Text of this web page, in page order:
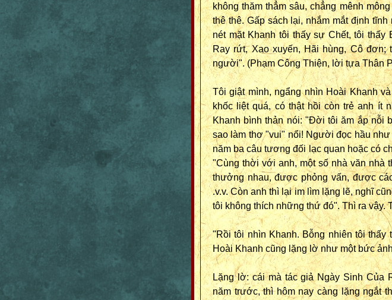
không thăm thẳm sâu, chẳng mênh
thê thê. Gấp sách lại, nhắm mắt định
nét mặt Khanh tôi thấy sự Chết, tôi thấy
Ray rứt, Xao xuyến, Hãi hùng, Cô
người". (Phạm Công Thiện, lời tựa Thân
Tôi giật mình, ngẩng nhìn Hoài Khanh
khốc liệt quá, có thật hồi còn trẻ anh ít
Khanh bình thản nói: "Đời tôi ăm ắp nỗi
sao làm thơ "vui" nổi! Người đọc hầu
năm ba câu tương đối lạc quan hoặc có
"Cùng thời với anh, một số nhà văn nhà
thưởng nhau, được phỏng vấn, được
.v.v. Còn anh thì lại im lìm lặng lẽ, nghĩ
tôi không thích những thứ đó". Thì ra vậy.
"Rồi tôi nhìn Khanh. Bỗng nhiên tôi
Hoài Khanh cũng lặng lờ như một bức
Lặng lờ: cái mà tác giả Ngày Sinh Của
năm trước, thì hôm nay càng lặng ngắt